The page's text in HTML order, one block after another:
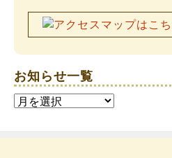
お知らせ一覧
お